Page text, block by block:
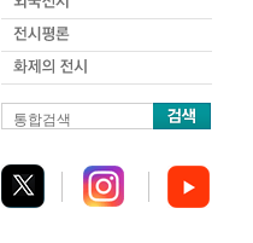
통합검색